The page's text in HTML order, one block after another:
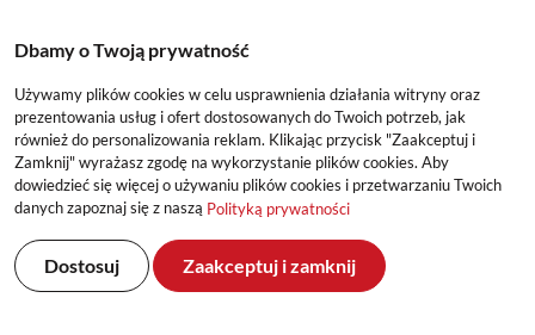
Kategorie
Konto
©2026 American Motors All Rights Reserved
Dbamy o Twoją prywatność
Używamy plików cookies w celu usprawnienia działania witryny oraz
prezentowania usług i ofert dostosowanych do Twoich potrzeb, jak
również do personalizowania reklam. Klikając przycisk "Zaakceptuj i
Zamknij" wyrażasz zgodę na wykorzystanie plików cookies. Aby
dowiedzieć się więcej o używaniu plików cookies i przetwarzaniu Twoich
danych zapoznaj się z naszą Polityką prywatności
Dostosuj Zaakceptuj i zamknij